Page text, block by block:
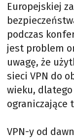
Europejskiej
podczas
jest problem
uwagę, że
sieci VPN do
wieku, dlatego
ograniczające
VPN-y od